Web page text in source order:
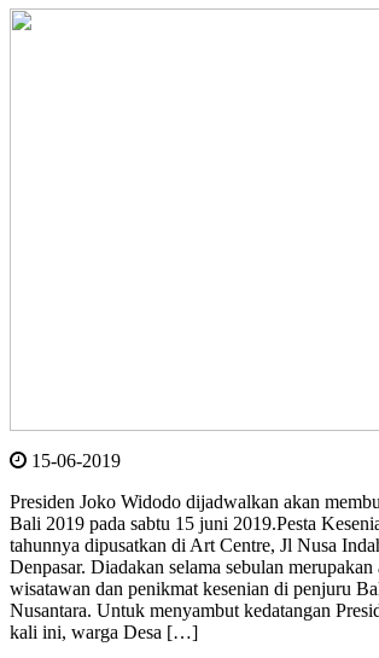
15-06-2019
Presiden Joko Widodo dijadwalkan akan
Bali 2019 pada sabtu 15 juni 2019.Pesta
tahunnya dipusatkan di Art Centre, Jl Nusa
Denpasar. Diadakan selama sebulan
wisatawan dan penikmat kesenian di penjuru
Nusantara. Untuk menyambut kedatangan
kali ini, warga Desa […]